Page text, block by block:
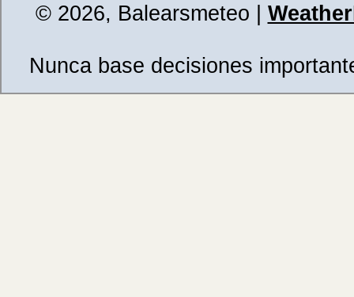
© 2026, Balearsmeteo
Nunca base decisiones